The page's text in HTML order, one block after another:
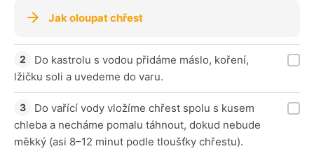
Jak oloupat chřest
Do kastrolu s vodou přidáme máslo, koření,
lžičku soli a uvedeme do varu.
Do vařící vody vložíme chřest spolu s kusem
chleba a necháme pomalu táhnout, dokud nebude
měkký (asi 8–12 minut podle tloušťky chřestu).